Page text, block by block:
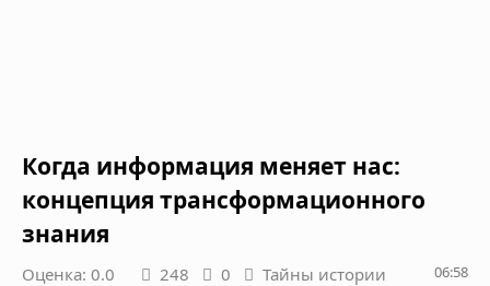
Когда информация меняет нас:
концепция трансформационного
знания
Оценка: 0.0 248 0 Тайны истории 06:58